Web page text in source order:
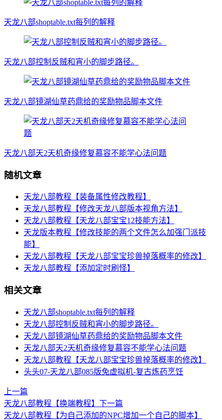
天龙八部shoptable.txt每列的解释
天龙八部控制反贼和宵小的脚步路径。
天龙八部镜湖仙草药鼎给的奖励物品脚本文件
天龙八部天2天机奇缘修复慕容不能学心法问题
随机文章
天龙八部教程【装备属性修改教程】
天龙八部教程【修改天龙八部版本视角方法】
天龙八部教程【天龙八部宝宝12技能方法】
天龙版本教程【修改技能的两个文件怎么加强门派技
能】
天龙八部教程【天龙八部宝宝珍兽掉落概率的修改】
天龙八部教程【添加定时刷怪】
相关文章
天龙八部shoptable.txt每列的解释
天龙八部控制反贼和宵小的脚步路径。
天龙八部镜湖仙草药鼎给的奖励物品脚本文件
天龙八部天2天机奇缘修复慕容不能学心法问题
天龙八部教程【天龙八部宝宝珍兽掉落概率的修改】
头头07-天龙八部085版免虚拟机-复古炼药烹饪
上一篇
天龙八部教程【换端教程】 下一篇
天龙八部教程【为自己添加的NPC增加一个自己的脚本】